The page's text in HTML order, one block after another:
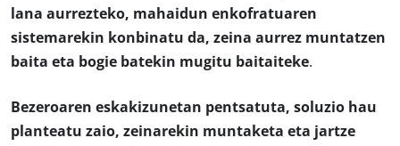
lana aurrezteko, mahaidun enkofratuaren
sistemarekin konbinatu da, zeina aurrez muntatzen
baita eta bogie batekin mugitu baitaiteke.
Bezeroaren eskakizunetan pentsatuta, soluzio hau
planteatu zaio, zeinarekin muntaketa eta jartze